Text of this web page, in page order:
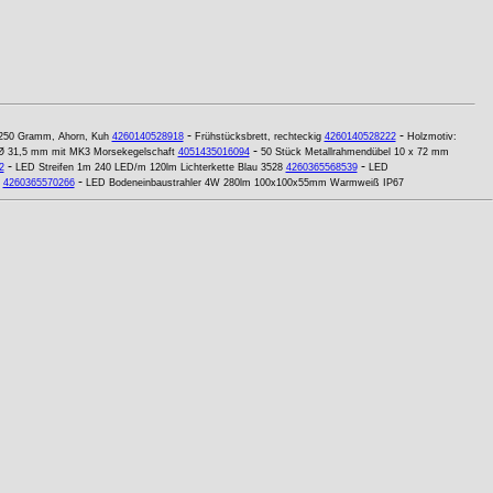
Gramm, Ahorn, Kuh 4260140528918- Frühstücksbrett, rechteckig 4260140528222- Holzmotiv:
31,5 mm mit MK3 Morsekegelschaft 4051435016094- 50 Stück Metallrahmendübel 10 x 72 mm
- LED Streifen 1m 240 LED/m 120lm Lichterkette Blau 3528 4260365568539- LED
4260365570266- LED Bodeneinbaustrahler 4W 280lm 100x100x55mm Warmweiß IP67